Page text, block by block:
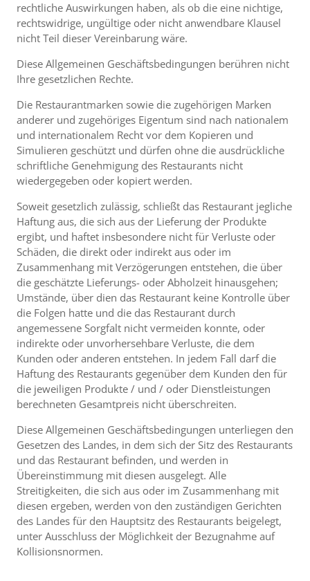
rechtliche Auswirkungen haben, als ob die eine nichtige,
rechtswidrige, ungültige oder nicht anwendbare Klausel
nicht Teil dieser Vereinbarung wäre.
Diese Allgemeinen Geschäftsbedingungen berühren nicht
Ihre gesetzlichen Rechte.
Die Restaurantmarken sowie die zugehörigen Marken
anderer und zugehöriges Eigentum sind nach nationalem
und internationalem Recht vor dem Kopieren und
Simulieren geschützt und dürfen ohne die ausdrückliche
schriftliche Genehmigung des Restaurants nicht
wiedergegeben oder kopiert werden.
Soweit gesetzlich zulässig, schließt das Restaurant jegliche
Haftung aus, die sich aus der Lieferung der Produkte
ergibt, und haftet insbesondere nicht für Verluste oder
Schäden, die direkt oder indirekt aus oder im
Zusammenhang mit Verzögerungen entstehen, die über
die geschätzte Lieferungs- oder Abholzeit hinausgehen;
Umstände, über dien das Restaurant keine Kontrolle über
die Folgen hatte und die das Restaurant durch
angemessene Sorgfalt nicht vermeiden konnte, oder
indirekte oder unvorhersehbare Verluste, die dem
Kunden oder anderen entstehen. In jedem Fall darf die
Haftung des Restaurants gegenüber dem Kunden den für
die jeweiligen Produkte / und / oder Dienstleistungen
berechneten Gesamtpreis nicht überschreiten.
Diese Allgemeinen Geschäftsbedingungen unterliegen den
Gesetzen des Landes, in dem sich der Sitz des Restaurants
und das Restaurant befinden, und werden in
Übereinstimmung mit diesen ausgelegt. Alle
Streitigkeiten, die sich aus oder im Zusammenhang mit
diesen ergeben, werden von den zuständigen Gerichten
des Landes für den Hauptsitz des Restaurants beigelegt,
unter Ausschluss der Möglichkeit der Bezugnahme auf
Kollisionsnormen.